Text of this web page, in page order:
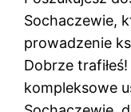
Sochaczewie,
prowadzenie
Dobrze
kompleksowe